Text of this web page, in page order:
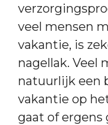
veel mensen
vakantie, is
nagellak. Veel
natuurlijk een
vakantie op
gaat of ergens